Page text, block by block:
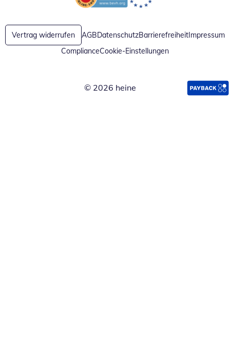
Öffnet in neuem FensterÖffnet in neuem Fenster
Vertrag widerrufen AGBDatenschutzBarrierefreiheitImpressum
ComplianceCookie-Einstellungen
© 2026 heine